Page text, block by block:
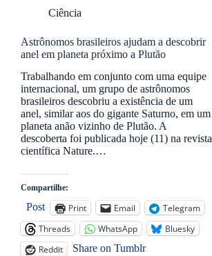
Ciência
Astrônomos brasileiros ajudam a descobrir
anel em planeta próximo a Plutão
Trabalhando em conjunto com uma equipe
internacional, um grupo de astrônomos
brasileiros descobriu a existência de um
anel, similar aos do gigante Saturno, em um
planeta anão vizinho de Plutão. A
descoberta foi publicada hoje (11) na revista
científica Nature.…
Compartilhe:
Post Print Email
Telegram
Threads
WhatsApp
Bluesky
Reddit
Share on Tumblr